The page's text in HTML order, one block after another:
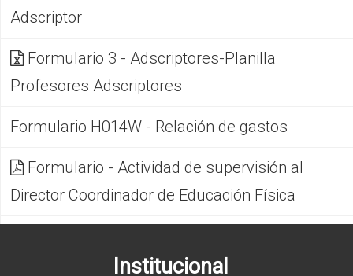
Adscriptor
Formulario 3 - Adscriptores-Planilla
Profesores Adscriptores
Formulario H014W - Relación de gastos
Formulario - Actividad de supervisión al
Director Coordinador de Educación Física
Institucional